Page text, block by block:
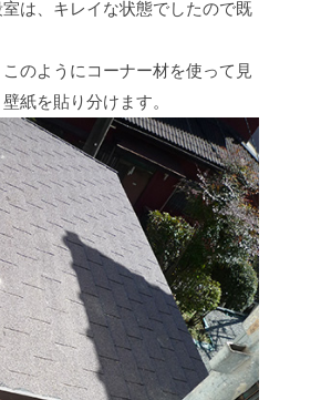
は、キレイな状態でしたので既
のようにコーナー材を使って見
紙を貼り分けます。